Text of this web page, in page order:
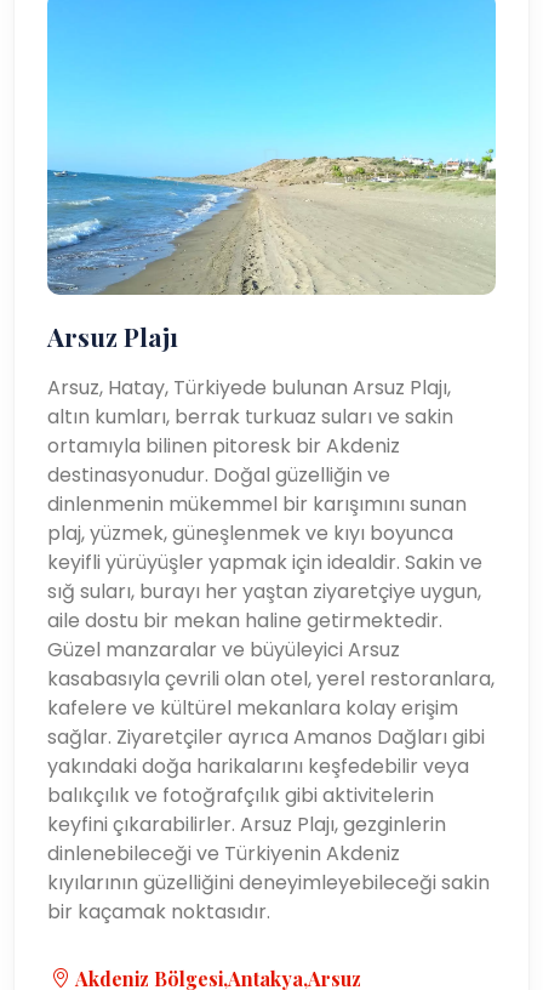
Arsuz Plajı
Arsuz, Hatay, Türkiyede bulunan Arsuz Plajı,
altın kumları, berrak turkuaz suları ve sakin
ortamıyla bilinen pitoresk bir Akdeniz
destinasyonudur. Doğal güzelliğin ve
dinlenmenin mükemmel bir karışımını sunan
plaj, yüzmek, güneşlenmek ve kıyı boyunca
keyifli yürüyüşler yapmak için idealdir. Sakin ve
sığ suları, burayı her yaştan ziyaretçiye uygun,
aile dostu bir mekan haline getirmektedir.
Güzel manzaralar ve büyüleyici Arsuz
kasabasıyla çevrili olan otel, yerel restoranlara,
kafelere ve kültürel mekanlara kolay erişim
sağlar. Ziyaretçiler ayrıca Amanos Dağları gibi
yakındaki doğa harikalarını keşfedebilir veya
balıkçılık ve fotoğrafçılık gibi aktivitelerin
keyfini çıkarabilirler. Arsuz Plajı, gezginlerin
dinlenebileceği ve Türkiyenin Akdeniz
kıyılarının güzelliğini deneyimleyebileceği sakin
bir kaçamak noktasıdır.
Akdeniz Bölgesi,Antakya,Arsuz